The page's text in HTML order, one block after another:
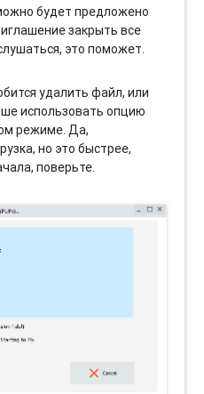
будет предложено
закрыть все
это поможет.
удалить файл, или
использовать опцию
режиме. Да,
но это быстрее,
поверьте.